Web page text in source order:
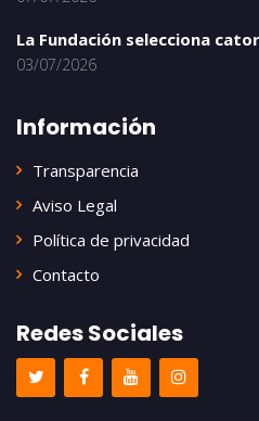
La Fundación selecciona
03/07/2026
Información
Transparencia
Aviso Legal
Política de privacidad
Contacto
Redes Sociales